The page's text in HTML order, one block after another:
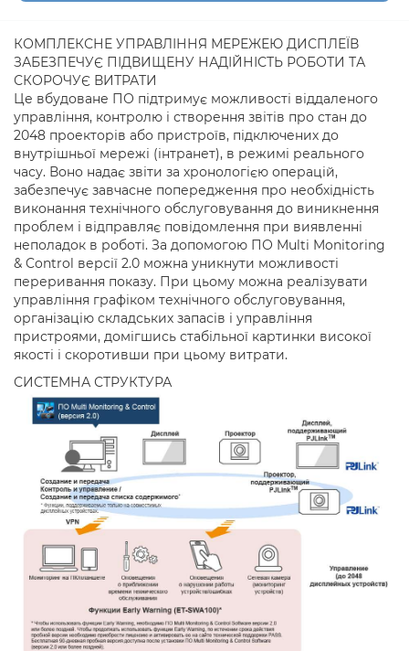
КОМПЛЕКСНЕ УПРАВЛІННЯ МЕРЕЖЕЮ ДИСПЛЕЇВ
ЗАБЕЗПЕЧУЄ ПІДВИЩЕНУ НАДІЙНІСТЬ РОБОТИ ТА
СКОРОЧУЄ ВИТРАТИ
Це вбудоване ПО підтримує можливості віддаленого
управління, контролю і створення звітів про стан до
2048 проекторів або пристроїв, підключених до
внутрішньої мережі (інтранет), в режимі реального
часу. Воно надає звіти за хронологією операцій,
забезпечує завчасне попередження про необхідність
виконання технічного обслуговування до виникнення
проблем і відправляє повідомлення при виявленні
неполадок в роботі. За допомогою ПО Multi Monitoring
& Control версії 2.0 можна уникнути можливості
переривання показу. При цьому можна реалізувати
управління графіком технічного обслуговування,
організацію складських запасів і управління
пристроями, домігшись стабільної картинки високої
якості і скоротивши при цьому витрати.
СИСТЕМНА СТРУКТУРА